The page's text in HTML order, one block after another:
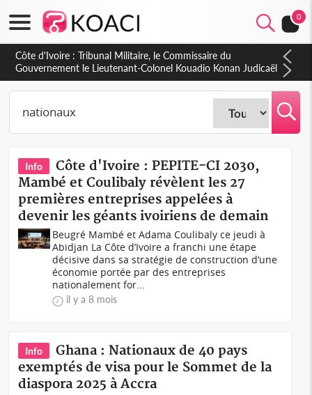
0
Burkina Faso : hausse de 75 FCFA du prix du litre du diesel à
la pompe
Info
Côte d'Ivoire : PEPITE-CI 2030,
Mambé et Coulibaly révèlent les 27
premières entreprises appelées à
devenir les géants ivoiriens de demain
Beugré Mambé et Adama Coulibaly ce jeudi à
Abidjan La Côte d’Ivoire a franchi une étape
décisive dans sa stratégie de construction d’une
économie portée par des entreprises
nationalement for...
il y a 8 mois
Info
Ghana : Nationaux de 40 pays
exemptés de visa pour le Sommet de la
diaspora 2025 à Accra